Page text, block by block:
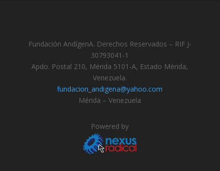
Fundación AndígenA. Derechos Reservados – RIF J-
30793041-1
Apdo. Postal 210, Mérida 5101-A, Estado Mérida,
Venezuela.
fundacion_andigena@yahoo.com
Mérida – Venezuela
Powered by